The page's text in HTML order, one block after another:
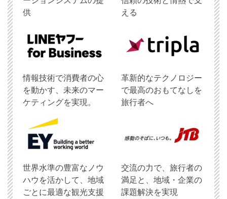
供
える
情報技術で消費者の心
を動かす、未来のマー
ケティングを実現。
革新的なテクノロジー
で最高のおもてなしを
旅行者へ
世界水準の豊富なノウ
ハウを活かして、地域
ごとに最適な観光支援
交流の力で、旅行者の
満足と、地域・企業の
課題解決を実現